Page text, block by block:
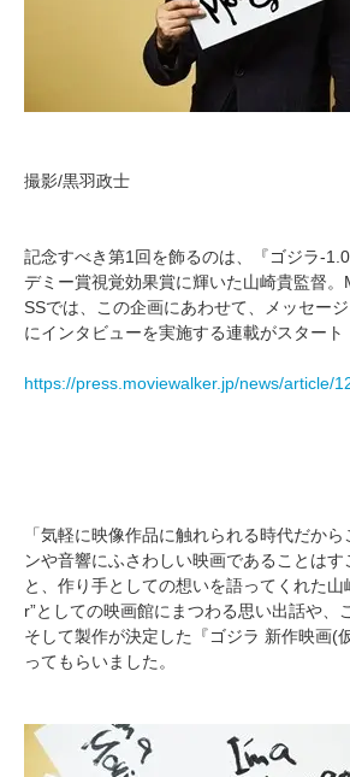
撮影/黒羽政士
記念すべき第1回を飾るのは、『ゴジラ-
デミー賞視覚効果賞に輝いた山崎貴監督。
SSでは、この企画にあわせて、メッセー
にインタビューを実施する連載がスタート
https://press.moviewalker.jp/news/article/
「気軽に映像作品に触れられる時代だか
ンや音響にふさわしい映画であることはす
と、作り手としての想いを語ってくれた山
r”としての映画館にまつわる思い出話や、
そして製作が決定した『ゴジラ 新作映画(
ってもらいました。